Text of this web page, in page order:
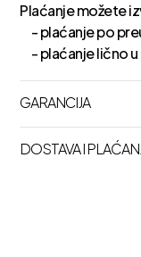
Plaćanje možete
- plaćanje po
- plaćanje lično
GARANCIJA
DOSTAVA I